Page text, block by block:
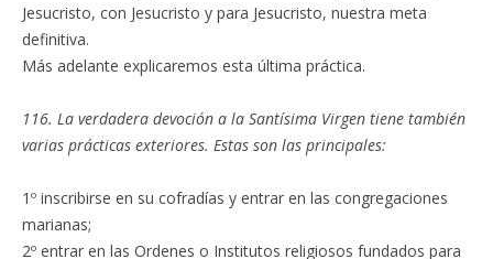
Jesucristo, con Jesucristo y para Jesucristo, nuestra meta
definitiva.
Más adelante explicaremos esta última práctica.
116. La verdadera devoción a la Santísima Virgen tiene también
varias prácticas exteriores. Estas son las principales:
1º inscribirse en su cofradías y entrar en las congregaciones
marianas;
2º entrar en las Ordenes o Institutos religiosos fundados para